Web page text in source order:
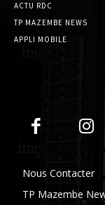
ACTU RDC
TP MAZEMBE NEWS
APPLI MOBILE
Nous Contacter
TP Mazembe